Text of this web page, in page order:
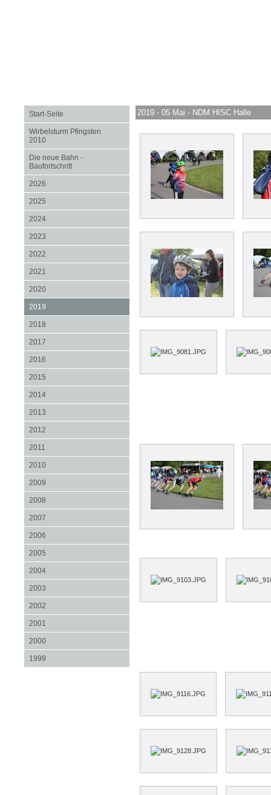
Start-Seite
Wirbelsturm Pfingsten
2010
Die neue Bahn -
Baufortschritt
2026
2025
2024
2023
2022
2021
2020
2019
2018
2017
2016
2015
2014
2013
2012
2011
2010
2009
2008
2007
2006
2005
2004
2003
2002
2001
2000
1999
2019 - 05 Mai - NDM HISC Halle